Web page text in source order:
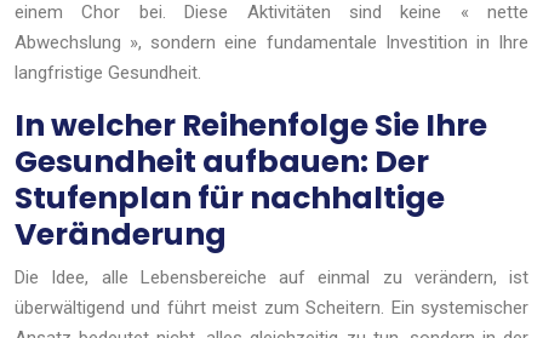
einem Chor bei. Diese Aktivitäten sind keine « nette
Abwechslung », sondern eine fundamentale Investition in Ihre
langfristige Gesundheit.
In welcher Reihenfolge Sie Ihre
Gesundheit aufbauen: Der
Stufenplan für nachhaltige
Veränderung
Die Idee, alle Lebensbereiche auf einmal zu verändern, ist
überwältigend und führt meist zum Scheitern. Ein systemischer